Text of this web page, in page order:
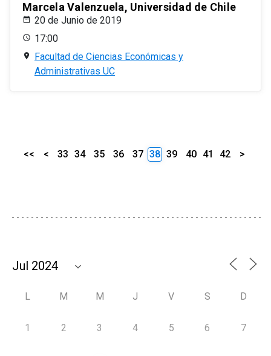
Marcela Valenzuela, Universidad de Chile
20 de Junio de 2019
17:00
Facultad de Ciencias Económicas y
Administrativas UC
<< < 33 34 35 36 37 38 39 40 41 42 >
L M M J V S D
1 2 3 4 5 6 7